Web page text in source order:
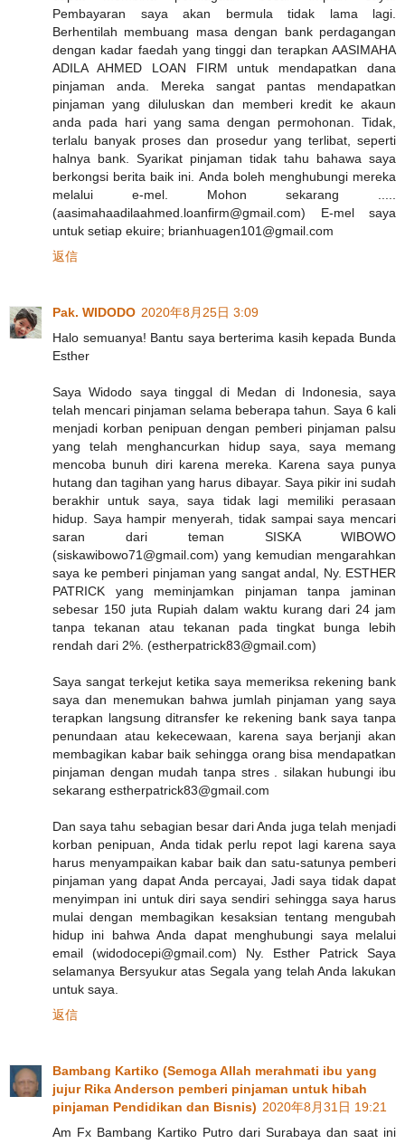
Pembayaran saya akan bermula tidak lama lagi.
Berhentilah membuang masa dengan bank perdagangan
dengan kadar faedah yang tinggi dan terapkan AASIMAHA
ADILA AHMED LOAN FIRM untuk mendapatkan dana
pinjaman anda. Mereka sangat pantas mendapatkan
pinjaman yang diluluskan dan memberi kredit ke akaun
anda pada hari yang sama dengan permohonan. Tidak,
terlalu banyak proses dan prosedur yang terlibat, seperti
halnya bank. Syarikat pinjaman tidak tahu bahawa saya
berkongsi berita baik ini. Anda boleh menghubungi mereka
melalui e-mel. Mohon sekarang .....
(aasimahaadilaahmed.loanfirm@gmail.com) E-mel saya
untuk setiap ekuire; brianhuagen101@gmail.com
返信
Pak. WIDODO 2020年8月25日 3:09
Halo semuanya! Bantu saya berterima kasih kepada Bunda
Esther
Saya Widodo saya tinggal di Medan di Indonesia, saya
telah mencari pinjaman selama beberapa tahun. Saya 6 kali
menjadi korban penipuan dengan pemberi pinjaman palsu
yang telah menghancurkan hidup saya, saya memang
mencoba bunuh diri karena mereka. Karena saya punya
hutang dan tagihan yang harus dibayar. Saya pikir ini sudah
berakhir untuk saya, saya tidak lagi memiliki perasaan
hidup. Saya hampir menyerah, tidak sampai saya mencari
saran dari teman SISKA WIBOWO
(siskawibowo71@gmail.com) yang kemudian mengarahkan
saya ke pemberi pinjaman yang sangat andal, Ny. ESTHER
PATRICK yang meminjamkan pinjaman tanpa jaminan
sebesar 150 juta Rupiah dalam waktu kurang dari 24 jam
tanpa tekanan atau tekanan pada tingkat bunga lebih
rendah dari 2%. (estherpatrick83@gmail.com)
Saya sangat terkejut ketika saya memeriksa rekening bank
saya dan menemukan bahwa jumlah pinjaman yang saya
terapkan langsung ditransfer ke rekening bank saya tanpa
penundaan atau kekecewaan, karena saya berjanji akan
membagikan kabar baik sehingga orang bisa mendapatkan
pinjaman dengan mudah tanpa stres . silakan hubungi ibu
sekarang estherpatrick83@gmail.com
Dan saya tahu sebagian besar dari Anda juga telah menjadi
korban penipuan, Anda tidak perlu repot lagi karena saya
harus menyampaikan kabar baik dan satu-satunya pemberi
pinjaman yang dapat Anda percayai, Jadi saya tidak dapat
menyimpan ini untuk diri saya sendiri sehingga saya harus
mulai dengan membagikan kesaksian tentang mengubah
hidup ini bahwa Anda dapat menghubungi saya melalui
email (widodocepi@gmail.com) Ny. Esther Patrick Saya
selamanya Bersyukur atas Segala yang telah Anda lakukan
untuk saya.
返信
Bambang Kartiko (Semoga Allah merahmati ibu yang
jujur Rika Anderson pemberi pinjaman untuk hibah
pinjaman Pendidikan dan Bisnis) 2020年8月31日 19:21
Am Fx Bambang Kartiko Putro dari Surabaya dan saat ini